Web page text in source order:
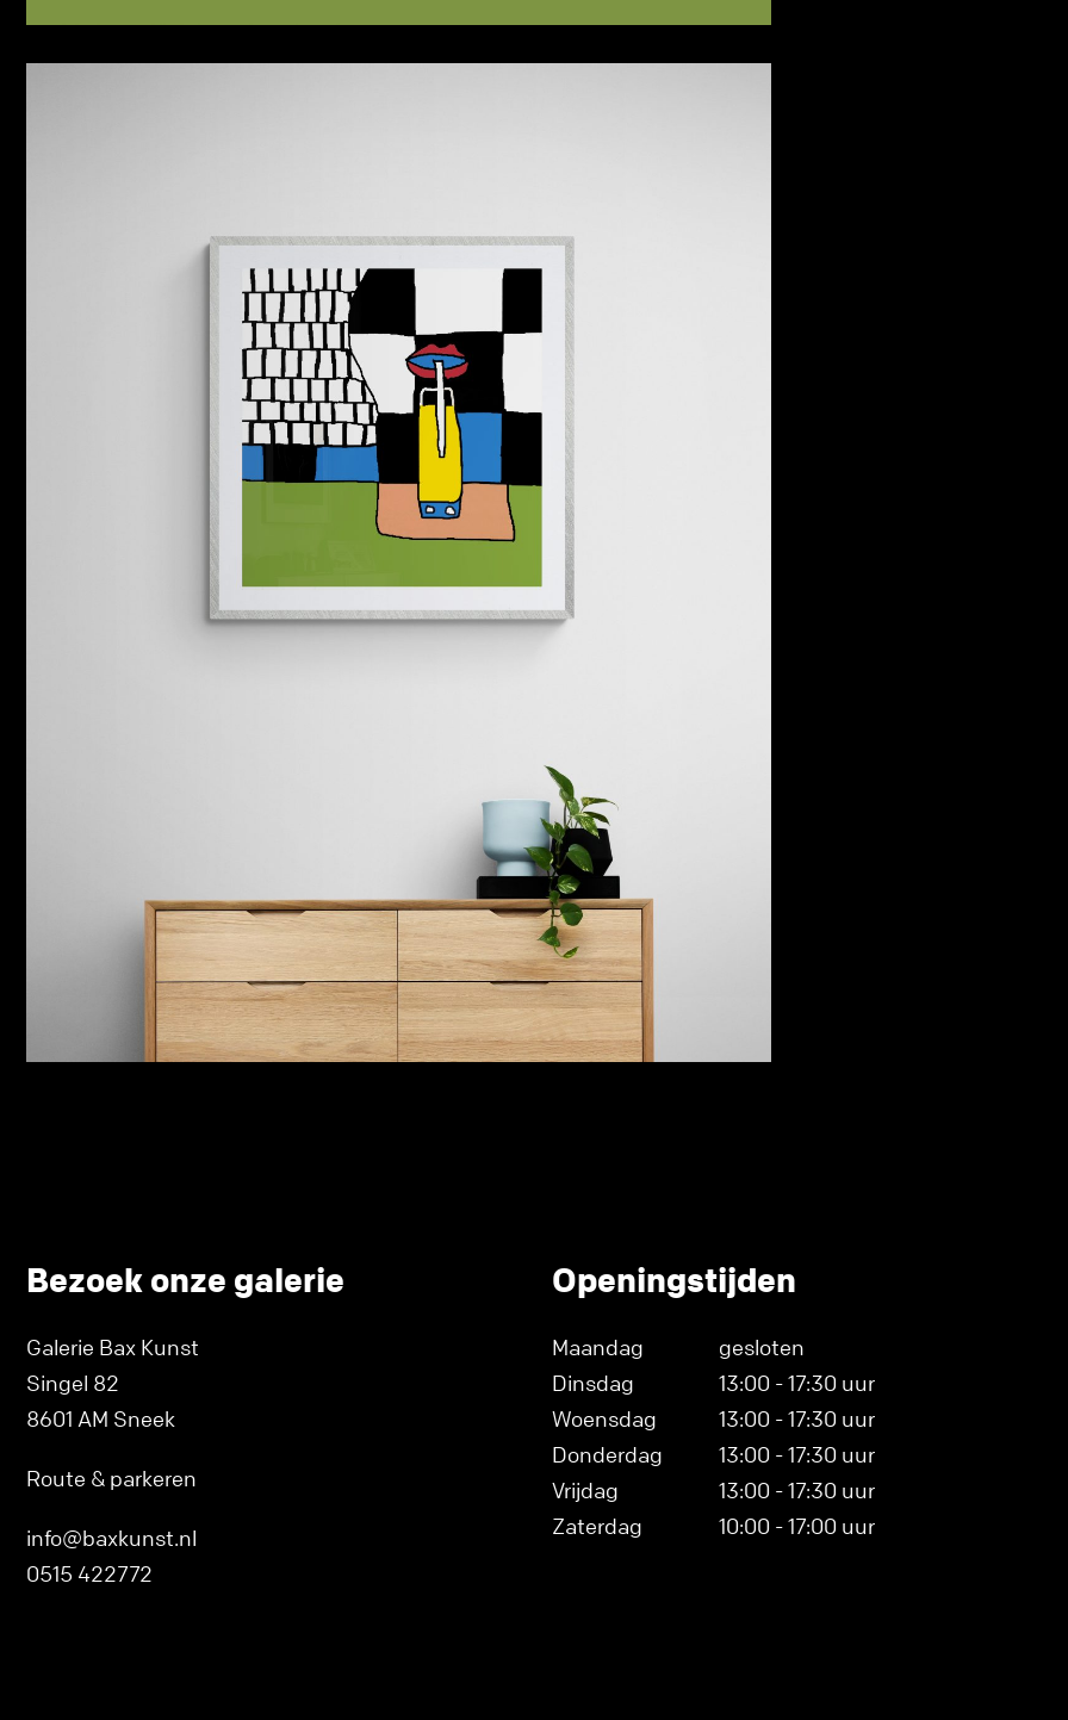
Bezoek onze galerie
Galerie Bax Kunst
Singel 82
8601 AM Sneek
Route & parkeren
info@baxkunst.nl
0515 422772
Openingstijden
Maandag
gesloten
Dinsdag
13:00 - 17:30 uur
Woensdag
13:00 - 17:30 uur
Donderdag
13:00 - 17:30 uur
Vrijdag
13:00 - 17:30 uur
Zaterdag
10:00 - 17:00 uur